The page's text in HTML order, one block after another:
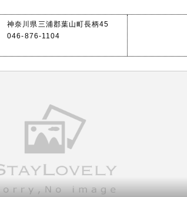
神奈川県三浦郡葉山町長柄45
046-876-1104